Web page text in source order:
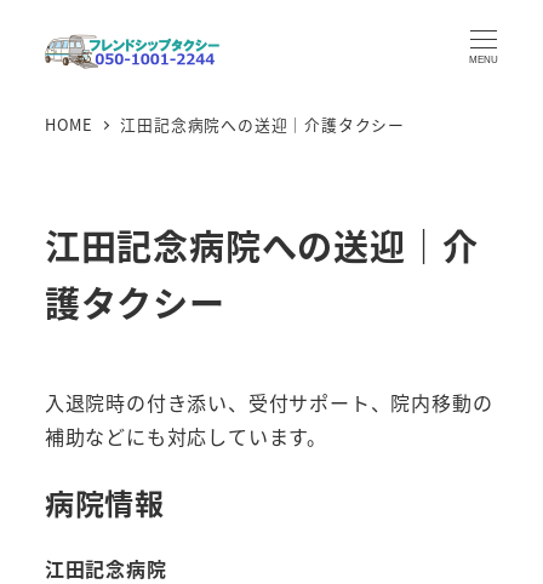
MENU
HOME 江田記念病院への送迎｜介護タクシー
江田記念病院への送迎｜介
護タクシー
入退院時の付き添い、受付サポート、院内移動の
補助などにも対応しています。
病院情報
江田記念病院